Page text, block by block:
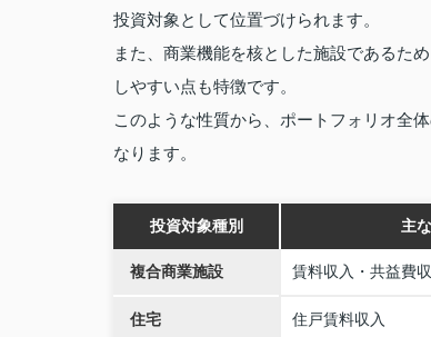
投資対象として位置づけられます。
また、商業機能を核とした施設であるた
しやすい点も特徴です。
このような性質から、ポートフォリオ全
なります。
投資対象種別 主
複合商業施設 賃料収入・共益費
住宅 住戸賃料収入